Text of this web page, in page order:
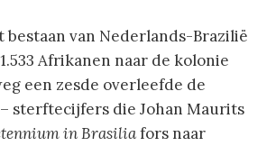
bestaan van Nederlands-Brazilië
Afrikanen naar de kolonie
een zesde overleefde de
sterftecijfers die Johan Maurits
in Brasiliafors naar